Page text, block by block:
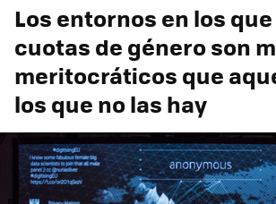
Los entornos en los
cuotas de género son
meritocráticos que
los que no las hay